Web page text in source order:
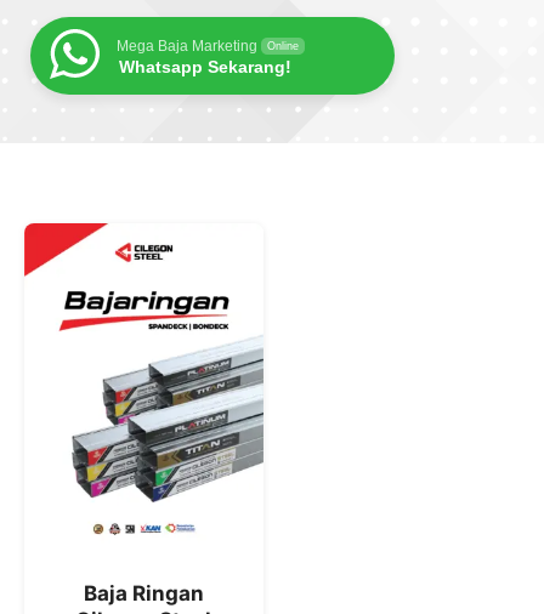
Mega Baja Marketing Online
Whatsapp Sekarang!
Baja Ringan